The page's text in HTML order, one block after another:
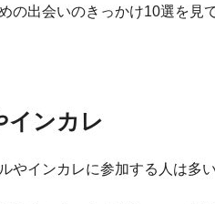
の出会いのきっかけ10選を見
インカレ
やインカレに参加する人は多い